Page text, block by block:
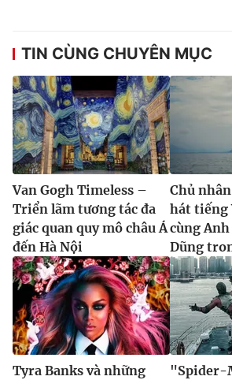
® Cấm sao chép dưới mọi hình thức nếu
thuận bằng văn bản. Ghi rõ nguồn VTV.vn
thông tin từ website này.
TIN CÙNG CHUYÊN MỤC
Van Gogh Timeless –
Triển lãm tương tác đa
giác quan quy mô châu Á
đến Hà Nội
Chủ
hát tiếng
cùng
Dũng
Tyra Banks và những
"Spider-